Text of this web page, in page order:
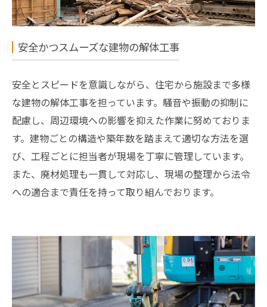
安全かつスムーズな建物の解体工事
安全とスピードを意識しながら、住宅から施設まで多様
な建物の解体工事を担っています。騒音や振動の抑制に
配慮し、周辺環境への影響を抑えた作業に努めておりま
す。建物ごとの構造や築年数を踏まえて適切な方法を選
び、工程ごとに担当者が現場を丁寧に管理しています。
また、廃材処理も一貫して対応し、現場の整理から法令
への適合まで責任を持って取り組んでおります。